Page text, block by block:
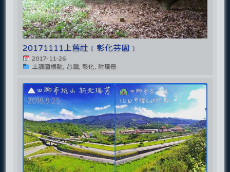
20171111上舊社﹝彰化芬園﹞
2017-11-26
土調圖根點, 台灣, 彰化, 附環景